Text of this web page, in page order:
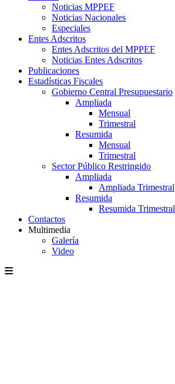
Noticias MPPEF
Noticias Nacionales
Especiales
Entes Adscritos
Entes Adscritos del MPPEF
Noticias Entes Adscritos
Publicaciones
Estadísticas Fiscales
Gobierno Central Presupuestario
Ampliada
Mensual
Trimestral
Resumida
Mensual
Trimestral
Sector Público Restringido
Ampliada
Ampliada Trimestral
Resumida
Resumida Trimestral
Contactos
Multimedia
Galería
Video